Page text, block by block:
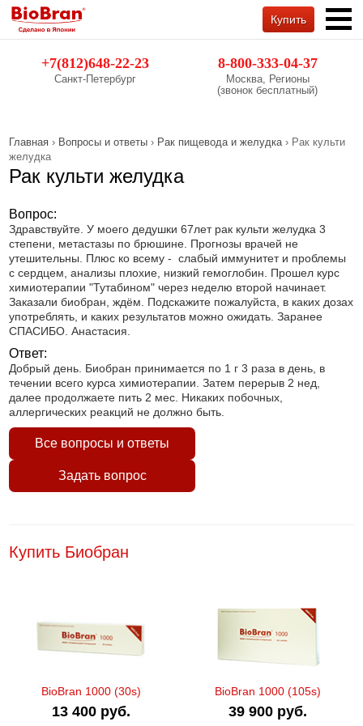
+7(812)648-22-23
Санкт-Петербург
8-800-333-04-37
Москва, Регионы
(звонок бесплатный)
Купить
Главная › Вопросы и ответы › Рак пищевода и желудка› Рак культи
желудка
Рак культи желудка
Вопрос:
Здравствуйте. У моего дедушки 67лет рак культи желудка 3
степени, метастазы по брюшине. Прогнозы врачей не
утешительны. Плюс ко всему - слабый иммунитет и проблемы
с сердцем, анализы плохие, низкий гемоглобин. Прошел курс
химиотерапии "Тутабином" через неделю второй начинает.
Заказали биобран, ждём. Подскажите пожалуйста, в каких дозах
употреблять, и каких результатов можно ожидать. Заранее
СПАСИБО. Анастасия.
Ответ:
Добрый день. Биобран принимается по 1 г 3 раза в день, в
течении всего курса химиотерапии. Затем перерыв 2 нед,
далее продолжаете пить 2 мес. Никаких побочных,
аллергических реакций не должно быть.
Все вопросы и ответы
Задать вопрос
Купить Биобран
BioBran 1000 (30s)
13 400 руб.
BioBran 1000 (105s)
39 900 руб.